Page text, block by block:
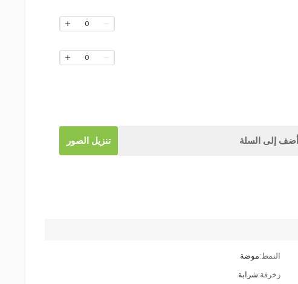
0
0
أضف إلى السلة تنزيل الصور
النمط:موضة
زخرفة:شرابة